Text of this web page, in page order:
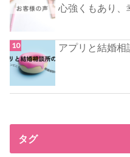
心強くもあり、
アプリと結婚相
タグ